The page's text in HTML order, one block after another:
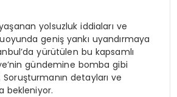
yolsuzluk iddiaları ve
geniş yankı uyandırmaya
yürütülen bu kapsamlı
gündemine bomba gibi
detayları ve
bekleniyor.